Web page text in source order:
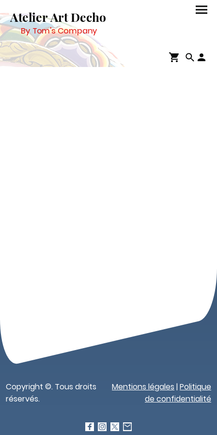
Atelier Art Decho
By Tom's Company
Copyright ©. Tous droits
réservés.
Mentions légales |Politique
de confidentialité